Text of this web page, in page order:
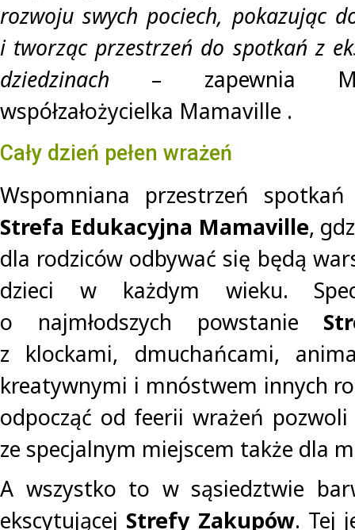
rozwoju swych pociech, pokazując
i tworząc przestrzeń do spotkań z
dziedzinach – zapewnia
współzałożycielka Mamaville .
Cały dzień pełen wrażeń
Wspomniana przestrzeń
Strefa Edukacyjna Mamaville,
dla rodziców odbywać się będą
dzieci w każdym wieku.
o najmłodszych powstanie
z klockami, dmuchańcami,
kreatywnymi i mnóstwem innych
odpocząć od feerii wrażeń
ze specjalnym miejscem także dla
A wszystko to w sąsiedztwie
ekscytującej Strefy Zakupów. Tej